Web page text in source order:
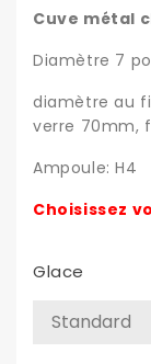
Cuve métal
Diamètre 7
diamètre au
verre 70mm,
Ampoule: H4
Choisissez
Glace